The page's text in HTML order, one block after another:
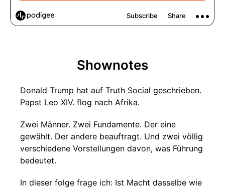
Shownotes
Donald Trump hat auf Truth Social geschrieben.
Papst Leo XIV. flog nach Afrika.
Zwei Männer. Zwei Fundamente. Der eine
gewählt. Der andere beauftragt. Und zwei völlig
verschiedene Vorstellungen davon, was Führung
bedeutet.
In dieser folge frage ich: Ist Macht dasselbe wie